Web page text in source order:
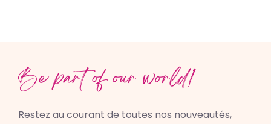
Be part of our world!
Restez au courant de toutes nos nouveautés,